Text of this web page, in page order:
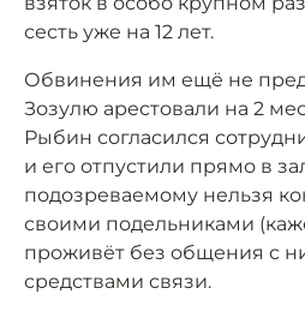
сесть уже на 12 лет.
Обвинения им ещё не
Зозулю арестовали на 2
Рыбин согласился
и его отпустили прямо в
подозреваемому нельзя
своими подельниками
проживёт без общения с
средствами связи.